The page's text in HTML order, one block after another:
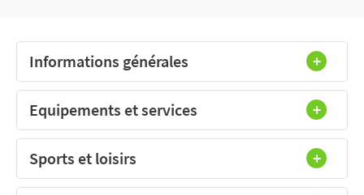
Informations générales
Equipements et services
Sports et loisirs